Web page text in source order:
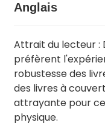
Anglais
Attrait du lecteur :
préfèrent
robustesse des
des livres à
attrayante pour
physique.